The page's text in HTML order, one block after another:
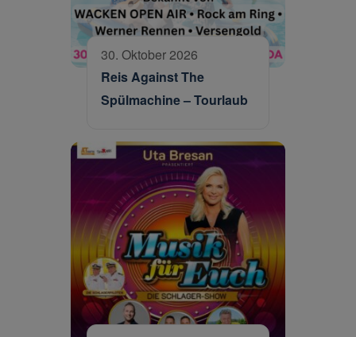
30. Oktober 2026
Reis Against The
Spülmachine – Tourlaub